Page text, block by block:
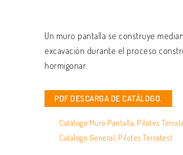
Un muro pantalla se construye
excavación durante el proceso
hormigonar.
PDF DESCARGA DE CATÁLOGO.
Catálogo Muro Pantalla, Pilotes
Catálogo General, Pilotes Terratest.